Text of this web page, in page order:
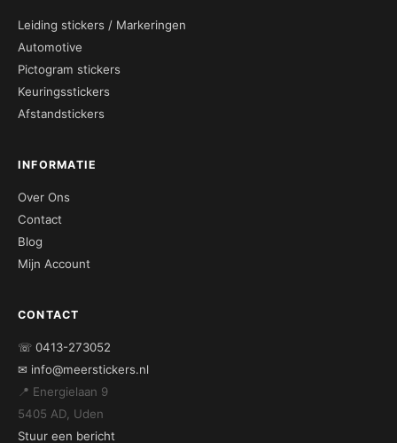
Leiding stickers / Markeringen
Automotive
Pictogram stickers
Keuringsstickers
Afstandstickers
INFORMATIE
Over Ons
Contact
Blog
Mijn Account
CONTACT
☏ 0413-273052
✉ info@meerstickers.nl
📍 Energielaan 9
5405 AD, Uden
Stuur een bericht